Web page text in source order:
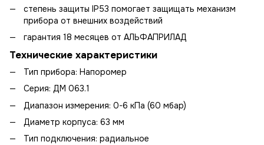
степень защиты IP53 помогает защищать механизм
прибора от внешних воздействий
гарантия 18 месяцев от АЛЬФАПРИЛАД
Технические характеристики
Тип прибора: Напоромер
Серия: ДМ 063.1
Диапазон измерения: 0-6 кПа (60 мбар)
Диаметр корпуса: 63 мм
Тип подключения: радиальное